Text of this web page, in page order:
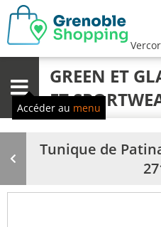
Menu
GREEN ET
ET
Accéder au menu
Produit
Tunique de